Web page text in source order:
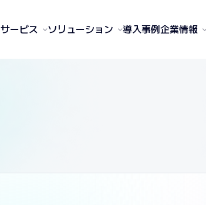
サービス ソリューション 導入事例企業情報